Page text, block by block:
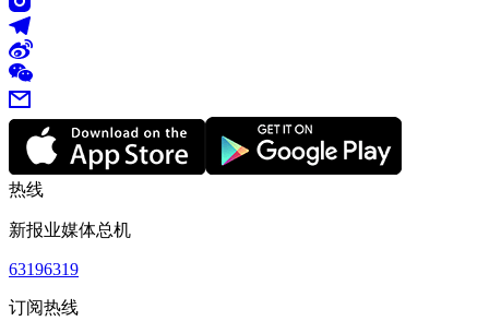
热线
新报业媒体总机
63196319
订阅热线